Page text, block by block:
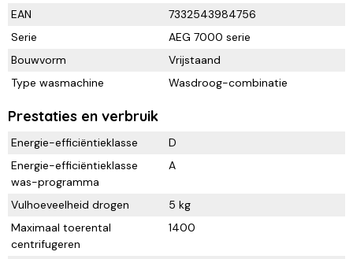
EAN
7332543984756
Serie
AEG 7000 serie
Bouwvorm
Vrijstaand
Type wasmachine
Wasdroog-combinatie
Prestaties en verbruik
Energie-efficiëntieklasse
D
Energie-efficiëntieklasse
was-programma
A
Vulhoeveelheid drogen
5 kg
Maximaal toerental
centrifugeren
1400